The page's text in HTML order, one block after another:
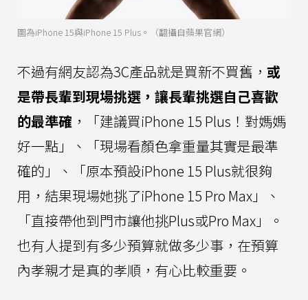
圖為iPhone 15與iPhone 15 Plus。（翻攝自蘋果官網）
不過有網友認為3C產品就是買新不買舊， 或
是帶長輩到現場挑選，讓長輩挑選自己喜歡
的最準確 ，「建議買iPhone 15 Plus！對媽媽
好一點」、「現場看顏色拿重量其實是最準
確的」、「原本預設iPhone 15 Plus就很夠
用，結果現場她挑了iPhone 15 Pro Max」、
「直接帶他到門市讓他挑Plus或Pro Max」。
也有人提到有多少預算就做多少事，在預算
內孝親才是真的孝順，有心比較重要。